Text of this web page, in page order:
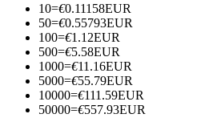
Copiar Trading
10=€0.11158EUR
50=€0.55793EUR
100=€1.12EUR
500=€5.58EUR
1000=€11.16EUR
5000=€55.79EUR
10000=€111.59EUR
50000=€557.93EUR